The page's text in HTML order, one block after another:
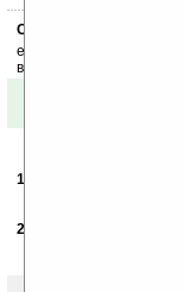
Скоро
ежедневный или
ваш почтовый ящик.
12.08.2008
чтот розленилась
21.08.2008